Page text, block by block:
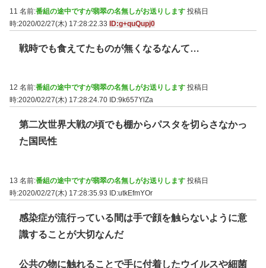
11 名前:番組の途中ですが翡翠の名無しがお送りします 投稿日
時:2020/02/27(木) 17:28:22.33 ID:g+quQupj0
戦時でも食えてたものが無くなるなんて…
12 名前:番組の途中ですが翡翠の名無しがお送りします 投稿日
時:2020/02/27(木) 17:28:24.70 ID:9k657YlZa
第二次世界大戦の頃でも棚からパスタを切らさなかっ
た国民性
13 名前:番組の途中ですが翡翠の名無しがお送りします 投稿日
時:2020/02/27(木) 17:28:35.93 ID:utkEfmYOr
感染症が流行っている間は手で顔を触らないように意
識することが大切なんだ
公共の物に触れることで手に付着したウイルスや細菌